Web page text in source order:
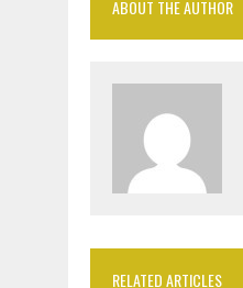
ABOUT THE AUTHOR
RELATED ARTICLES